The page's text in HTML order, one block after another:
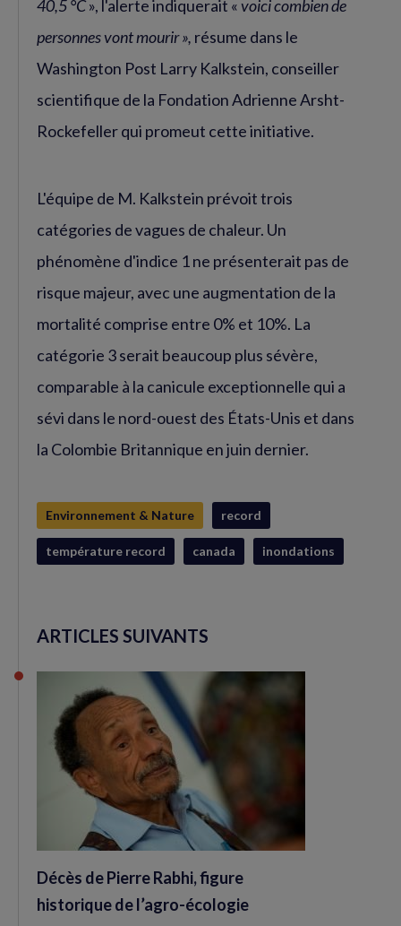
40,5 °C», l'alerte indiquerait «voici combien de
personnes vont mourir », résume dans le
Washington Post Larry Kalkstein, conseiller
scientifique de la Fondation Adrienne Arsht-
Rockefeller qui promeut cette initiative.
L'équipe de M. Kalkstein prévoit trois
catégories de vagues de chaleur. Un
phénomène d'indice 1 ne présenterait pas de
risque majeur, avec une augmentation de la
mortalité comprise entre 0% et 10%. La
catégorie 3 serait beaucoup plus sévère,
comparable à la canicule exceptionnelle qui a
sévi dans le nord-ouest des États-Unis et dans
la Colombie Britannique en juin dernier.
Environnement & Nature record
température record canada inondations
ARTICLES SUIVANTS
Décès de Pierre Rabhi, figure
historique de l’agro-écologie